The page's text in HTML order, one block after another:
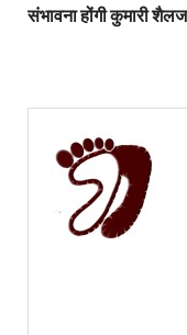
संभावना होंगी कुमारी